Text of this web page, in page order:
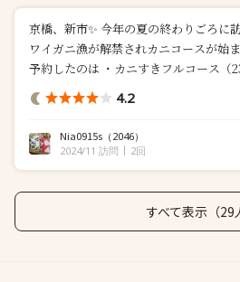
京橋、新市✨ 今年の夏の終わりごろに訪問したお店です。今回ズ
ワイガニ漁が解禁されカニコースが始
予約したのは ・カニすきフルコー
4.2
Nia0915s （2046）
2024/11 訪問
2回
すべて表示（29